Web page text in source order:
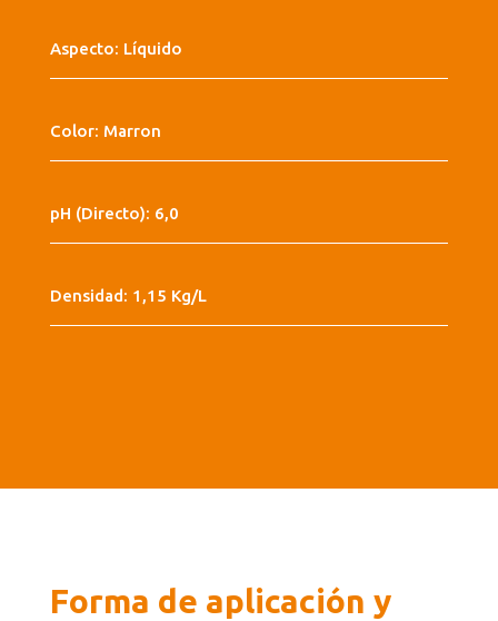
Aspecto: Líquido
Color: Marron
pH (Directo): 6,0
Densidad: 1,15 Kg/L
Forma de aplicación y